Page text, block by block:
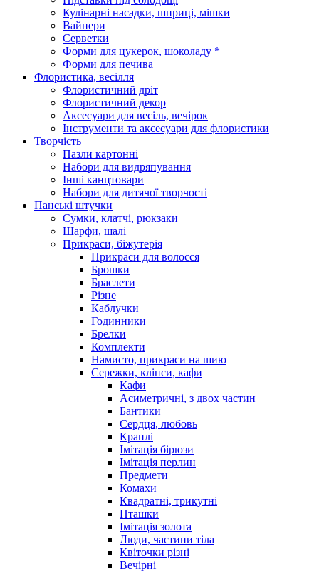
Кулінарні насадки, шприці, мішки
Вайнери
Серветки
Форми для цукерок, шоколаду *
Форми для печива
Флористика, весілля
Флористичний дріт
Флористичний декор
Аксесуари для весіль, вечірок
Інструменти та аксесуари для флористики
Творчість
Пазли картонні
Набори для видряпування
Інші канцтовари
Набори для дитячої творчості
Панські штучки
Сумки, клатчі, рюкзаки
Шарфи, шалі
Прикраси, біжутерія
Прикраси для волосся
Брошки
Браслети
Різне
Каблучки
Годинники
Брелки
Комплекти
Намисто, прикраси на шию
Сережки, кліпси, кафи
Кафи
Асиметричні, з двох частин
Бантики
Сердця, любовь
Краплі
Імітація бірюзи
Імітація перлин
Предмети
Комахи
Квадратні, трикутні
Пташки
Імітація золота
Люди, частини тіла
Квіточки різні
Вечірні